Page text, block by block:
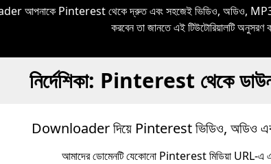
আপনাকে Pinterest থেকে দ্রুত এবং সহজেই ভিডিও, অডিও, MP3,
করবেন তা জানতে এই টিউটোরিয়ালটি অনুসরণ
নির্দেশিকা: Pinterest থেকে
Downloader দিয়ে Pinterest ভিডিও, অডিও
আমাদের ডোমেনটি যেকোনো Pinterest মিডিয়া URL-এ